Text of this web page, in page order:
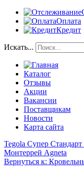
Оплата
Кредит
Искать...
Каталог
Отзывы
Акции
Вакансии
Поставщикам
Новости
Карта сайта
Tegola Супер
Монтеррей Agneta
Вернуться к: